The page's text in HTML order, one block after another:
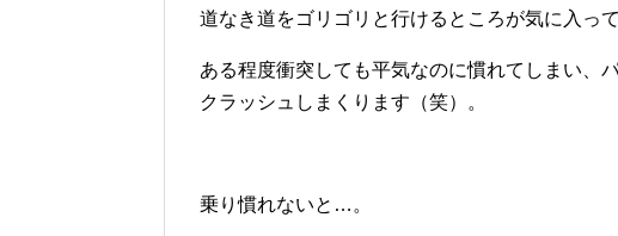
道なき道をゴリゴリと行けるところが気に入って
ある程度衝突しても平気なのに慣れてしまい、
クラッシュしまくります（笑）。
乗り慣れないと…。